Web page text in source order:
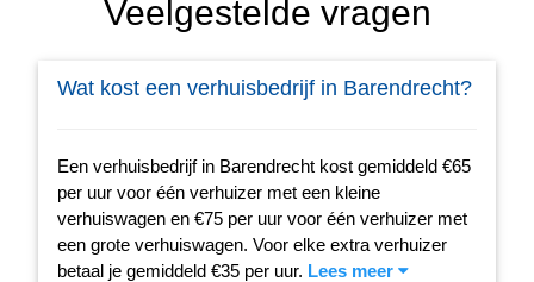
Veelgestelde vragen
Wat kost een verhuisbedrijf in Barendrecht?
Een verhuisbedrijf in Barendrecht kost gemiddeld €65
per uur voor één verhuizer met een kleine
verhuiswagen en €75 per uur voor één verhuizer met
een grote verhuiswagen. Voor elke extra verhuizer
betaal je gemiddeld €35 per uur. Lees meer